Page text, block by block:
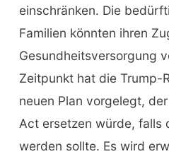
einschränken. Die
Familien könnten ihren
Gesundheitsversorgung
Zeitpunkt hat die Trump-
neuen Plan vorgelegt,
Act ersetzen würde, falls
werden sollte. Es wird